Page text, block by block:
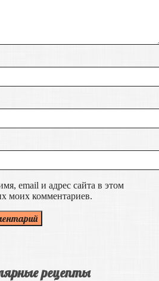
email и адрес сайта в этом
моих комментариев.
рецепты